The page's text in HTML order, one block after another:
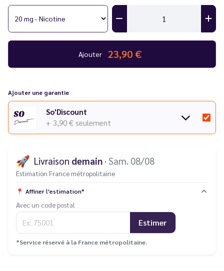
Découvrez également toute la gamme JNR Météorite 100K
(puffs et cartouches de rechange) ainsi que l'ensemble des
puffs
dans notre catalogue.
Vous rencontrez un souci avec votre cigarette électronique ?
guide des différentes pannes
Ajouter 23,90 €
Ajouter une garantie
So'Discount
+ 3,90 € seulement
🚀 Livraison demain · Sam. 08/08
Estimation France métropolitaine
📍 Affiner l'estimation*
Avec un code postal
Estimer
*Service réservé à la France métropolitaine.